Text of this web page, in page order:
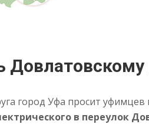
город Уфа просит
в переулок